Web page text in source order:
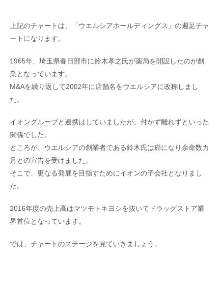
上記のチャートは、「ウエルシアホールディングス」の週足チャ
ートになります。
1965年、埼玉県春日部市に鈴木孝之氏が薬局を開設したのが創
業となっています。
M&Aを繰り返して2002年に店舗名をウエルシアに改称しまし
た。
イオングループと連携はしていましたが、付かず離れずといった
関係でした。
ところが、ウエルシアの創業者である鈴木氏は癌になり余命数カ
月との宣告を受けました。
そこで、更なる発展を目指すためにイオンの子会社となりまし
た。
2016年度の売上高はマツモトキヨシを抜いてドラッグストア業
界首位となっています。
では、チャートのステージを見ていきましょう。